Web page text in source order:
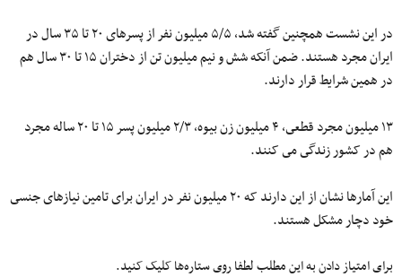
در این نشست همچنین گفته شد، ۵/۵ میلیون نفر از پسرهاى ٢٠ تا ٣۵ سال در
ایران مجرد هستند. ضمن آنکه شش و نیم میلیون تن از دختران ١۵ تا ٣٠ سال هم
در همین شرایط قرار دارند.
١٣ میلیون مجرد قطعى، ۴ میلیون زن بیوه، ٢/٣ میلیون پسر ١۵ تا ٢٠ ساله مجرد
هم در کشور زندگى مى کنند.
این آمارها نشان از این دارند که ٢٠ میلیون نفر در ایران براى تامین نیازهاى جنسى
خود دچار مشکل هستند.
برای امتیاز دادن به این مطلب لطفا روی ستاره‌ها کلیک کنید.